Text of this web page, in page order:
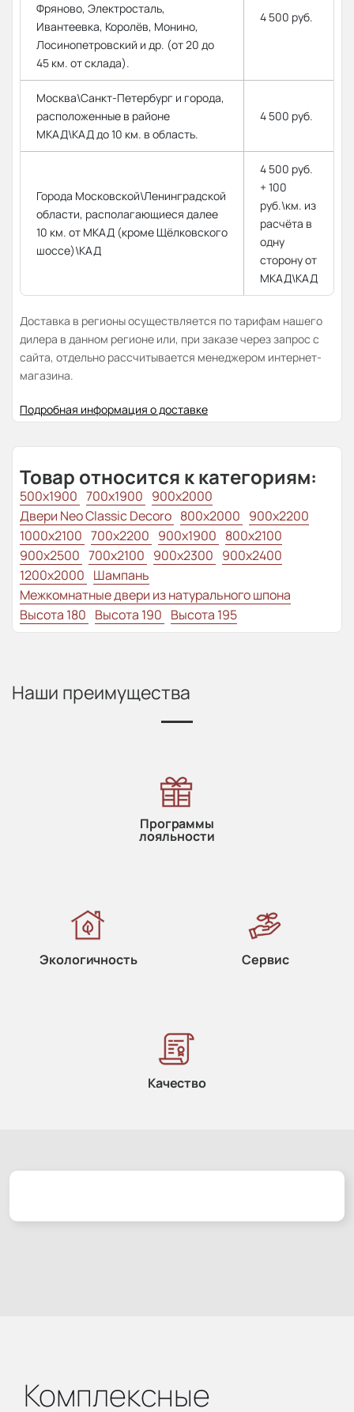
Фряново, Электросталь,
Ивантеевка, Королёв, Монино,
Лосинопетровский и др. (от 20 до
45 км. от склада).
4 500 руб.
Москва\Санкт-Петербург и города,
расположенные в районе
МКАД\КАД до 10 км. в область.
4 500 руб.
Города Московской\Ленинградской
области, располагающиеся далее
10 км. от МКАД (кроме Щёлковского
шоссе)\КАД
4 500 руб.
+ 100
руб.\км. из
расчёта в
одну
сторону от
МКАД\КАД
Доставка в регионы осуществляется по тарифам нашего
дилера в данном регионе или, при заказе через запрос с
сайта, отдельно рассчитывается менеджером интернет-
магазина.
Подробная информация о доставке
Товар относится к категориям:
500x1900 700x1900 900x2000
Двери Neo Classic Decoro 800x2000 900x2200
1000x2100 700x2200 900x1900 800x2100
900х2500 700x2100 900x2300 900x2400
1200x2000 Шампань
Межкомнатные двери из натурального шпона
Высота 180 Высота 190 Высота 195
Наши преимущества
Программы
лояльности
Экологичность Сервис
Качество
Комплексные